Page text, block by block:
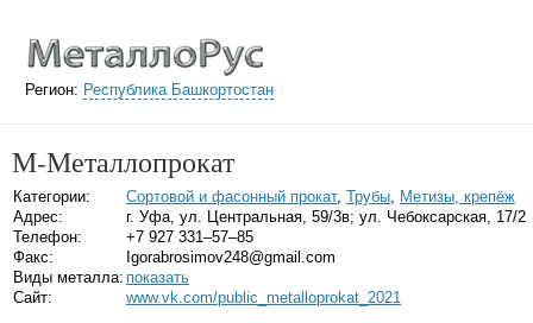
Регион: Республика Башкортостан
М-Металлопрокат
Категории: Сортовой и фасонный прокат, Трубы Метизы, крепёж
Адрес:
г. Уфа, ул. Центральная, 59/3в; ул. Чебоксарская, 17/2
Телефон:
+7 927 331‒57‒85
Факс:
Igorabrosimov248@gmail.com
Виды металла: показать
Сайт:
www.vk.com/public_metalloprokat_2021